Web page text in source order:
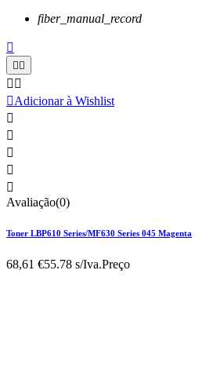
fiber_manual_record


 
Adicionar à Wishlist





Avaliação(0)
Toner LBP610 Series/MF630 Series 045 Magenta
68,61 €55.78 s/Iva.Preço